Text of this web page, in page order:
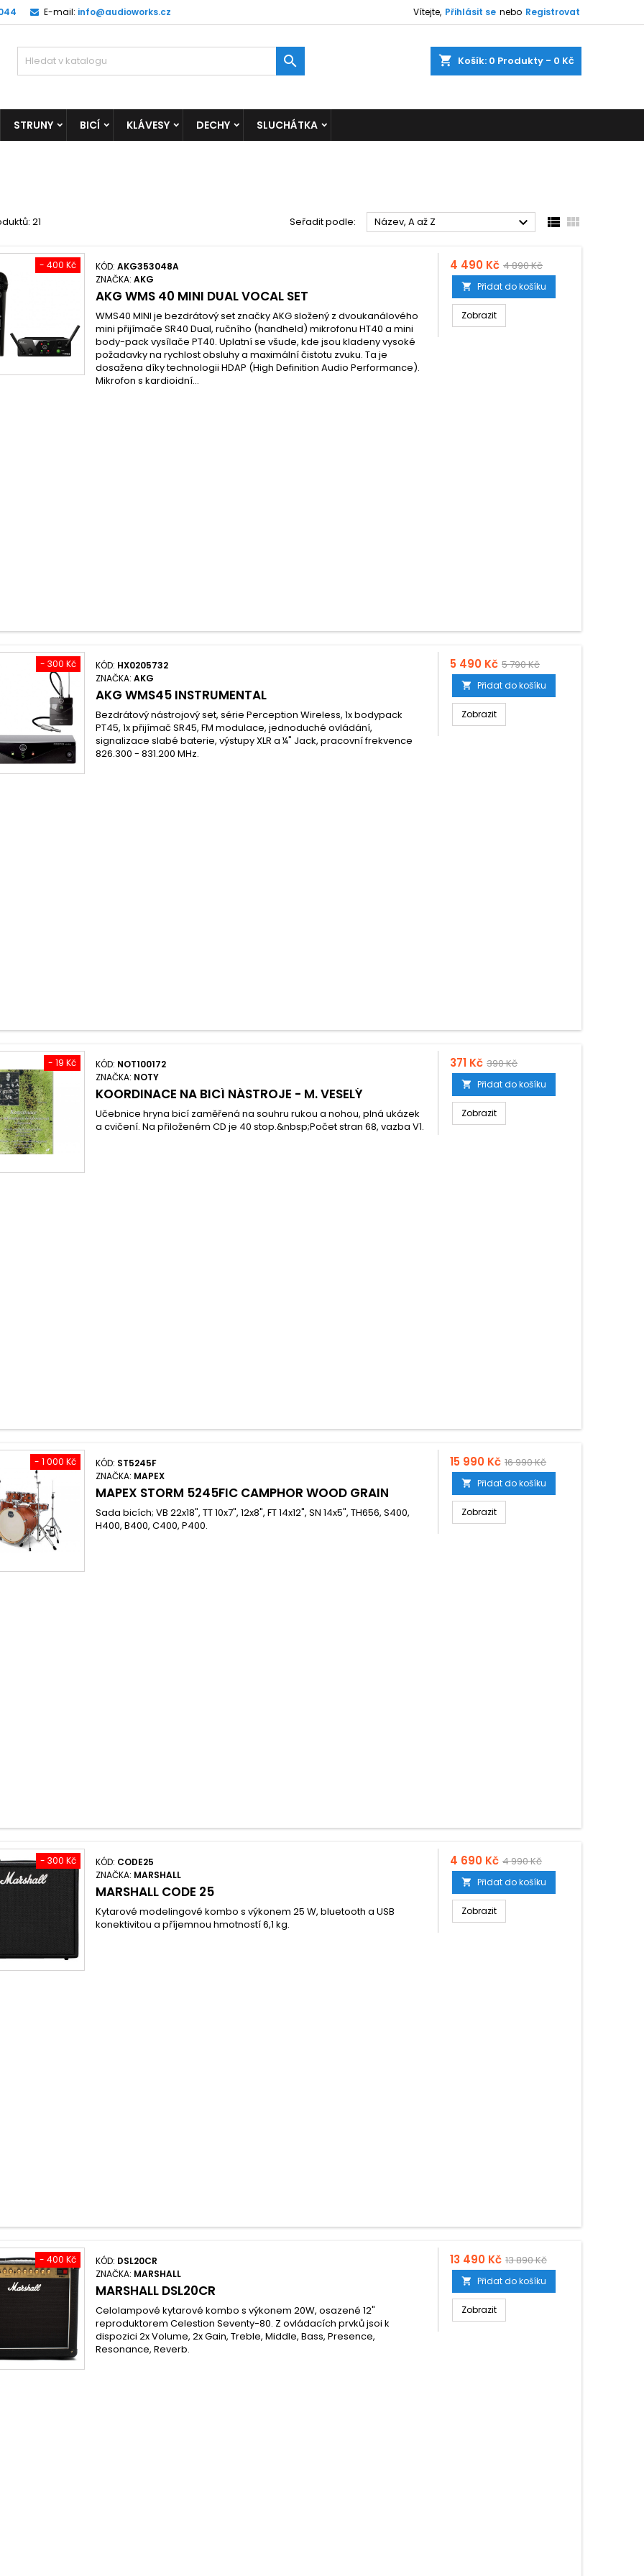
E-mail: info@audioworks.cz Vítejte, Přihlásit se nebo Registrovat
shopping_cart Košík: 0 Produkty - 0 Kč

STRUNY BICÍ KLÁVESY DECHY SLUCHÁTKA
21 Seřadit podle: Název, A až Z   
- 400 Kč KÓD:AKG353048A
ZNAČKA:AKG
AKG WMS 40 MINI DUAL VOCAL SET
WMS40 MINI je bezdrátový set značky AKG složený z dvoukanálového
mini přijímače SR40 Dual, ručního (handheld) mikrofonu HT40 a mini
body-pack vysílače PT40. Uplatní se všude, kde jsou kladeny vysoké
požadavky na rychlost obsluhy a maximální čistotu zvuku. Ta je
dosažena díky technologii HDAP (High Definition Audio Performance).
Mikrofon s kardioidní...
4 490 Kč 4 890 Kč
 Přidat do košíku
Zobrazit
- 300 Kč KÓD: HX0205732
ZNAČKA:AKG
AKG WMS45 INSTRUMENTAL
Bezdrátový nástrojový set, série Perception Wireless, 1x bodypack
PT45, 1x přijímač SR45, FM modulace, jednoduché ovládání,
signalizace slabé baterie, výstupy XLR a ¼" Jack, pracovní frekvence
826.300 - 831.200 MHz.
5 490 Kč 5 790 Kč
 Přidat do košíku
Zobrazit
- 19 Kč KÓD: NOT100172
ZNAČKA: NOTY
KOORDINACE NA BICÍ NÁSTROJE - M. VESELÝ
Učebnice hryna bicí zaměřená na souhru rukou a nohou, plná ukázek
a cvičení. Na přiloženém CD je 40 stop.&nbsp;Počet stran 68, vazba V1.
371 Kč 390 Kč
 Přidat do košíku
Zobrazit
- 1 000 Kč KÓD: ST5245F
ZNAČKA: MAPEX
MAPEX STORM 5245FIC CAMPHOR WOOD GRAIN
Sada bicích; VB 22x18", TT 10x7", 12x8", FT 14x12", SN 14x5", TH656, S400,
H400, B400, C400, P400.
15 990 Kč 16 990 Kč
 Přidat do košíku
Zobrazit
- 300 Kč KÓD: CODE25
ZNAČKA: MARSHALL
MARSHALL CODE 25
Kytarové modelingové kombo s výkonem 25 W, bluetooth a USB
konektivitou a příjemnou hmotností 6,1 kg.
4 690 Kč 4 990 Kč
 Přidat do košíku
Zobrazit
- 400 Kč KÓD: DSL20CR
ZNAČKA: MARSHALL
MARSHALL DSL20CR
Celolampové kytarové kombo s výkonem 20W, osazené 12"
reproduktorem Celestion Seventy-80. Z ovládacích prvků jsoi k
dispozici 2x Volume, 2x Gain, Treble, Middle, Bass, Presence,
Resonance, Reverb.
13 490 Kč 13 890 Kč
 Přidat do košíku
Zobrazit